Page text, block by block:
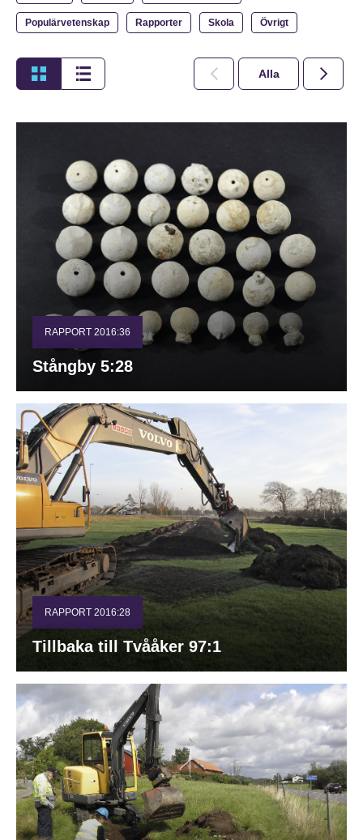
Populärvetenskap Rapporter Skola Övrigt
Alla 2026
RAPPORT 2016:36
Stångby 5:28
RAPPORT 2016:28
Tillbaka till Tvååker 97:1